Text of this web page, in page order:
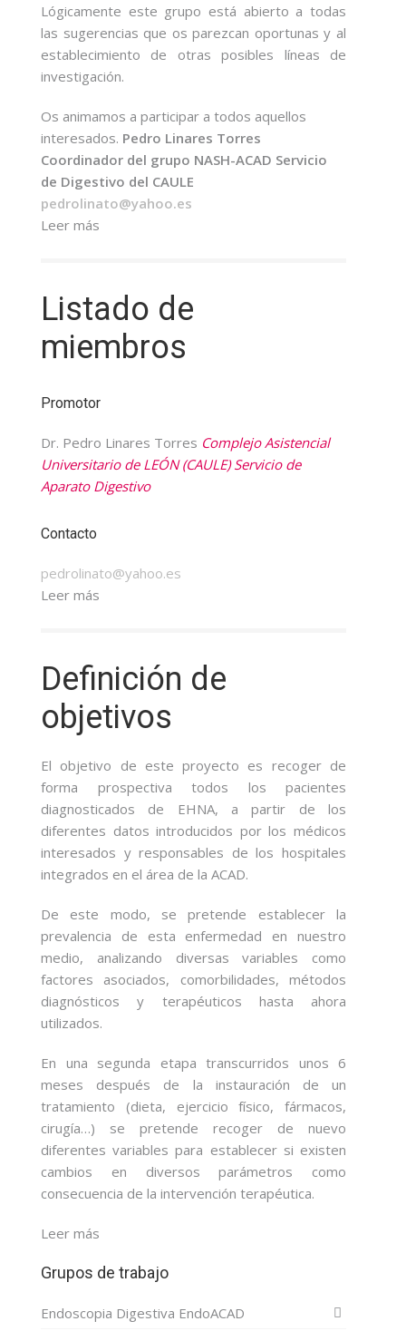
Lógicamente este grupo está abierto a todas
las sugerencias que os parezcan oportunas y al
establecimiento de otras posibles líneas de
investigación.
Os animamos a participar a todos aquellos
interesados. Pedro Linares Torres
Coordinador del grupo NASH-ACAD Servicio
de Digestivo del CAULE
pedrolinato@yahoo.es
Leer más
Listado de
miembros
Promotor
Dr. Pedro Linares Torres Complejo Asistencial
Universitario de LEÓN (CAULE) Servicio de
Aparato Digestivo
Contacto
pedrolinato@yahoo.es
Leer más
Definición de
objetivos
El objetivo de este proyecto es recoger de
forma prospectiva todos los pacientes
diagnosticados de EHNA, a partir de los
diferentes datos introducidos por los médicos
interesados y responsables de los hospitales
integrados en el área de la ACAD.
De este modo, se pretende establecer la
prevalencia de esta enfermedad en nuestro
medio, analizando diversas variables como
factores asociados, comorbilidades, métodos
diagnósticos y terapéuticos hasta ahora
utilizados.
En una segunda etapa transcurridos unos 6
meses después de la instauración de un
tratamiento (dieta, ejercicio físico, fármacos,
cirugía…) se pretende recoger de nuevo
diferentes variables para establecer si existen
cambios en diversos parámetros como
consecuencia de la intervención terapéutica.
Leer más
Grupos de trabajo
Endoscopia Digestiva EndoACAD